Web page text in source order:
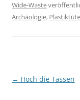
Wide-Waste
Archäologie,
Beitragsnavigation
← Hoch die Tassen